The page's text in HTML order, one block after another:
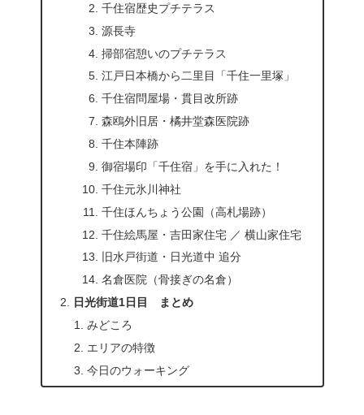
千住宿歴史プチテラス
源長寺
掃部宿憩いのプチテラス
江戸日本橋から二里目「千住一里塚」
千住宿問屋場・貫目改所跡
森鴎外旧居・橘井堂森医院跡
千住本陣跡
御宿場印「千住宿」を手に入れた！
千住元氷川神社
千住ほんちょう公園（高札場跡）
千住絵馬屋・吉田家住宅 ／ 横山家住宅
旧水戸街道・日光道中 追分
名倉医院（骨接ぎの名倉）
日光街道1日目 まとめ
みどころ
エリアの特徴
今日のウォーキング